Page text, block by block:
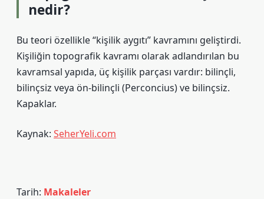
nedir?
Bu teori özellikle “kişilik aygıtı” kavramını geliştirdi.
Kişiliğin topografik kavramı olarak adlandırılan bu
kavramsal yapıda, üç kişilik parçası vardır: bilinçli,
bilinçsiz veya ön-bilinçli (Perconcius) ve bilinçsiz.
Kapaklar.
Kaynak: SeherYeli.com
Tarih: Makaleler